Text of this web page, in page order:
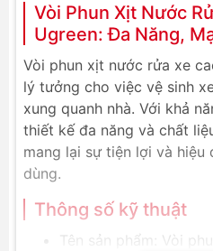
Vòi Phun Xịt Nước
Ugreen: Đa Năng,
Vòi phun xịt nước rửa xe
lý tưởng cho việc vệ sinh
xung quanh nhà. Với khả
thiết kế đa năng và chất
mang lại sự tiện lợi và
dùng.
Thông số kỹ thuật
Tên sản phẩm: Vòi